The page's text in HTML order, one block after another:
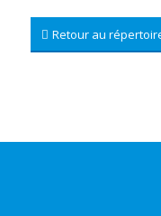
Retour au